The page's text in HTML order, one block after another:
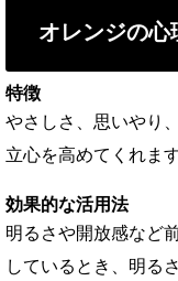
オレンジの心
特徴
やさしさ、思いやり
立心を高めてくれます
効果的な活用法
明るさや開放感など
しているとき、明る